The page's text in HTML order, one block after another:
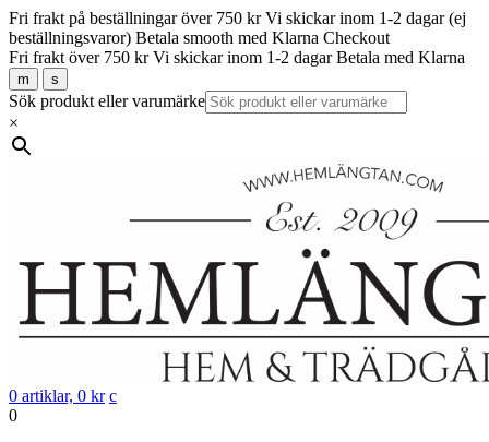
Fri frakt på beställningar över 750 kr Vi skickar inom 1-2 dagar (ej
beställningsvaror) Betala smooth med Klarna Checkout
Fri frakt över 750 kr Vi skickar inom 1-2 dagar Betala med Klarna
m s
Sök produkt eller varumärke
×
0 artiklar, 0 kr c
0